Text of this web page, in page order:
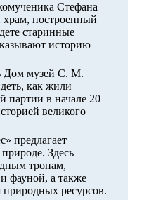
Стефана
построенный
старинные
историю
Дом музей С. М.
как жили
партии в начале 20
великого
предлагает
Здесь
тропам,
фауной, а также
природных ресурсов.